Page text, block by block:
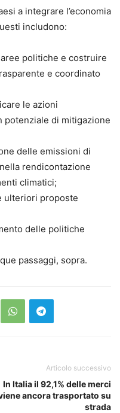
a integrare l’economia
includono:
politiche e costruire
e coordinato
le azioni
potenziale di mitigazione
delle emissioni di
rendicontazione
climatici;
ulteriori proposte
delle politiche
passaggi, sopra.
Articolo successivo
In Italia il 92,1% delle merci
ancora trasportato su
strada